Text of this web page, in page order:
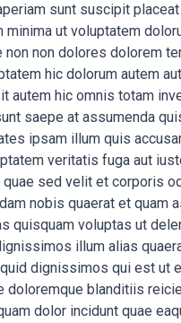
sunt suscipit
ut voluptatem
non dolores dolorem
hic dolorum autem
autem hic omnis totam
saepe at assumenda
ipsam illum quis
veritatis fuga aut
sed velit et corporis
nobis quaerat et quam
quisquam voluptas ut
illum alias
dignissimos qui est ut
doloremque blanditiis
dolor incidunt quae